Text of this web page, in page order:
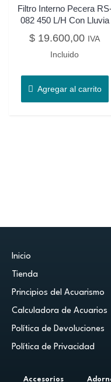
Filtro Interno Pecera
082 450 L/H Con Lluvia
$ 19.600,00 IVA
Incluido
Agregar al carrito
Inicio
Tienda
Principios del Acuarismo
Calculadora de Acuarios
Política de Devoluciones
Política de Privacidad
Accesorios